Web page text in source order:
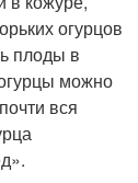
огурцов
плоды в
можно
вся